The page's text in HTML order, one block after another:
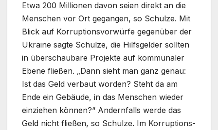
Etwa 200 Millionen davon seien direkt an die
Menschen vor Ort gegangen, so Schulze. Mit
Blick auf Korruptionsvorwürfe gegenüber der
Ukraine sagte Schulze, die Hilfsgelder sollten
in überschaubare Projekte auf kommunaler
Ebene fließen. „Dann sieht man ganz genau:
Ist das Geld verbaut worden? Steht da am
Ende ein Gebäude, in das Menschen wieder
einziehen können?“ Andernfalls werde das
Geld nicht fließen, so Schulze. Im Korruptions-